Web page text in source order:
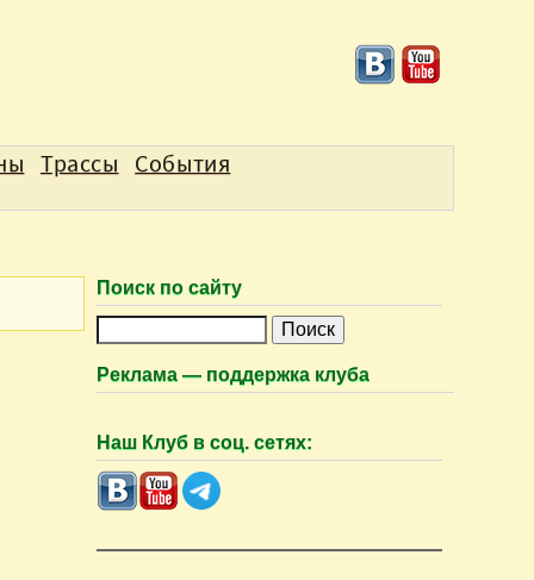
Трассы События
Поиск по сайту
и
к
Реклама — поддержка клуба
Наш Клуб в соц. сетях: